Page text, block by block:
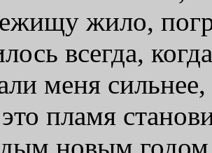
жило,
всегда,
меня
пламя
новым